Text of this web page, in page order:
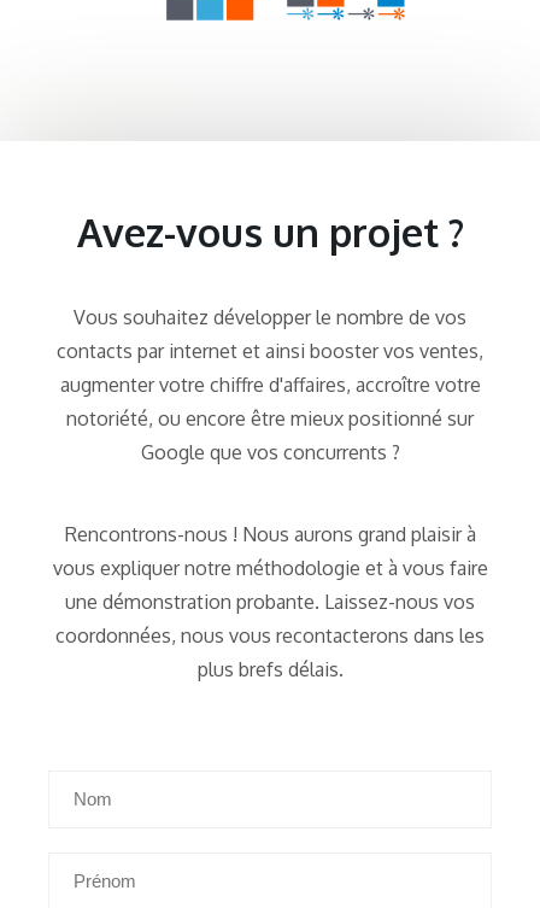
Avez-vous un projet ?
Vous souhaitez développer le nombre de vos
contacts par internet et ainsi booster vos ventes,
augmenter votre chiffre d'affaires, accroître votre
notoriété, ou encore être mieux positionné sur
Google que vos concurrents ?
Rencontrons-nous ! Nous aurons grand plaisir à
vous expliquer notre méthodologie et à vous faire
une démonstration probante. Laissez-nous vos
coordonnées, nous vous recontacterons dans les
plus brefs délais.